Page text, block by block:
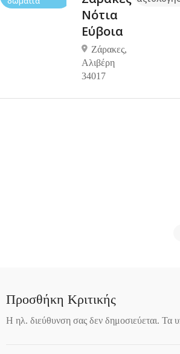
Νότια
Εύβοια
Ζάρακες,
Αλιβέρη
34017
Προσθήκη Κριτικής
Η ηλ. διεύθυνση σας δεν δημοσιεύεται. Τα